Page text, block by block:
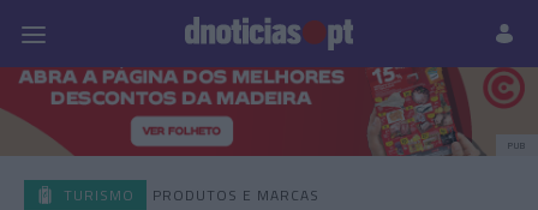
Prazeres Paisagens
PUB
TURISMO PRODUTOS E MARCAS